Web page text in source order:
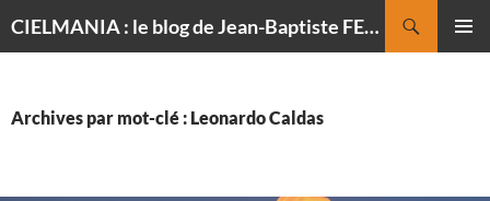
CIELMANIA : le blog de Jean-Baptiste FELDMANN, photographe du ciel
Archives par mot-clé : Leonardo Caldas